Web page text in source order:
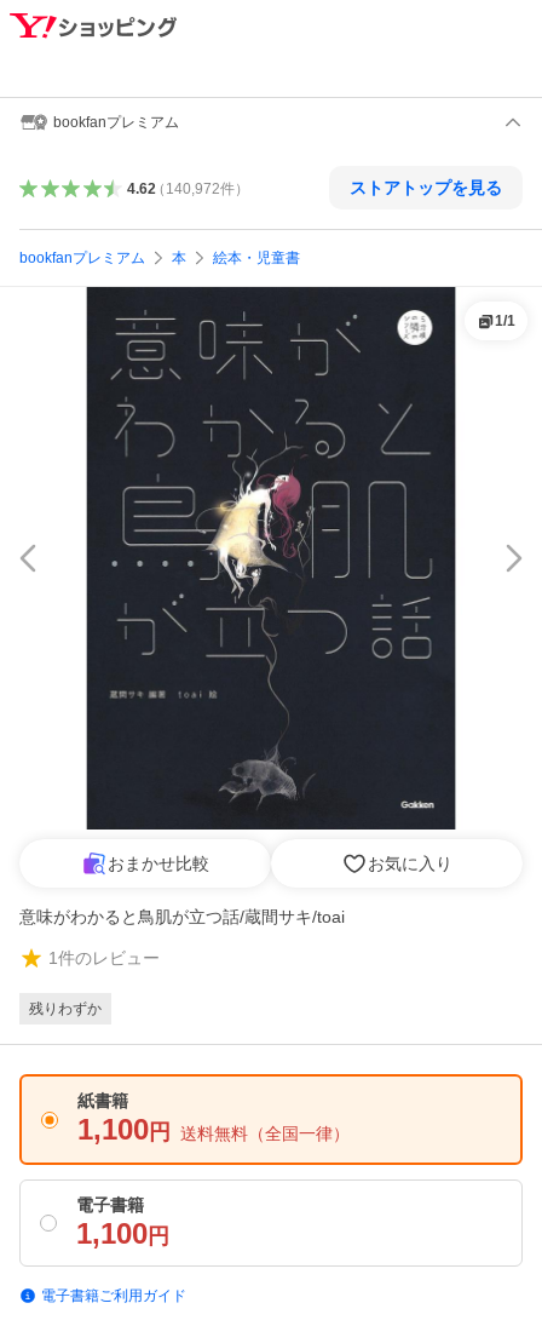
bookfanプレミアム
4.62（ 140,972件） ストアトップを見る
bookfanプレミアム 本 絵本・児童書
1/1
おまかせ比較 お気に入り
意味がわかると鳥肌が立つ話/蔵間サキ/toai
1件のレビュー
残りわずか
紙書籍
1,100 円 送料無料 （全国一律）
電子書籍
1,100 円
電子書籍ご利用ガイド